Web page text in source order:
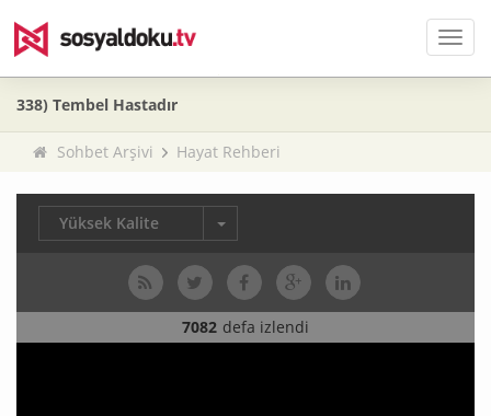
Menü
338) Tembel Hastadır
Sohbet Arşivi Hayat Rehberi
Yüksek Kalite
7082 defa izlendi